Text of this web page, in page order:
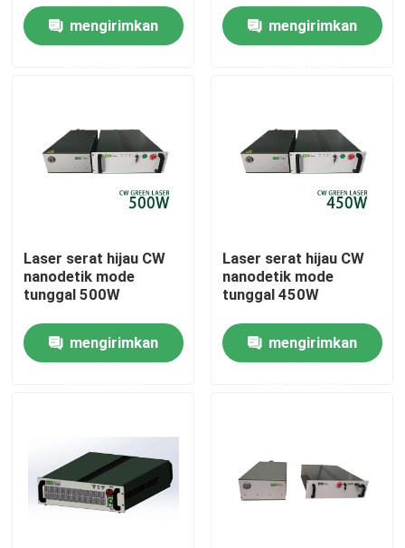
Rumah
Video
Pertunjukan VR
Tentang kami
Kontrol kualitas
Permintaan Penawaran
Laserselinding
Percetakan Tembaga
300W 700W 1000W
mengirimkan
Pemotongan Las
Logam mengirimkan
Laser serat hijau CW
nanodetik mode
tunggal 500W
mengirimkan
Laser serat hijau CW
nanodetik mode
tunggal 450W
mengirimkan